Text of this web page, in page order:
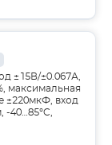
±15В/±0.067А,
максимальная
±220мкФ, вход
-40…85°C,